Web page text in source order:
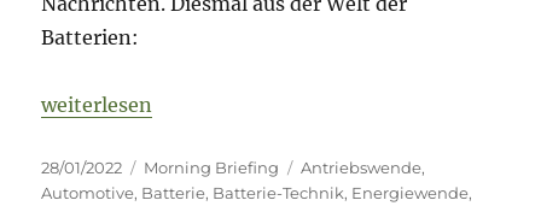
Batterien:
„Morning Briefing – 28. Januar 2022 – Batterien,
weiterlesen
Veröffentlicht
am
28/01/2022 Kategorien
Morning Briefing Schlagwörter
Antriebswende,
Automotive, Batterie, Batterie-Technik, Energiewende,